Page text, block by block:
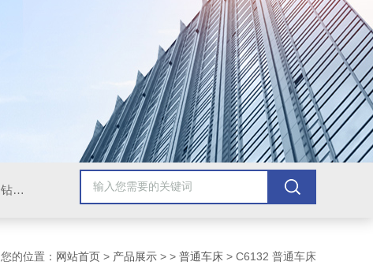
数控车床，加工中心，数控铣床，立钻，台钻，摇臂钻床，锯床，牛头刨床，磨床，插床，钻铣床，滚齿机
您的位置： 网站首页 > 产品展示 > > 普通车床 > C6132 普通车床